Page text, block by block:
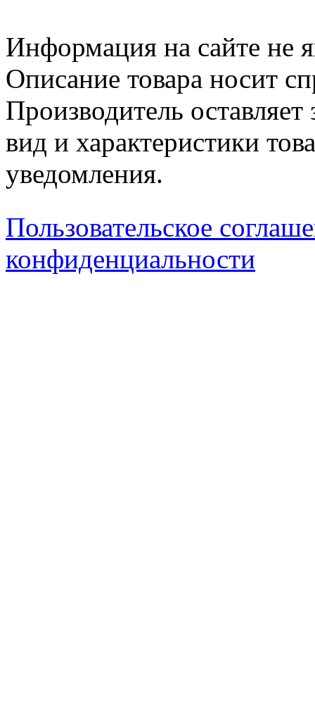
Информация на сайте не
Описание товара носит
Производитель
вид и характеристики
уведомления.
Пользовательское
конфиденциальности